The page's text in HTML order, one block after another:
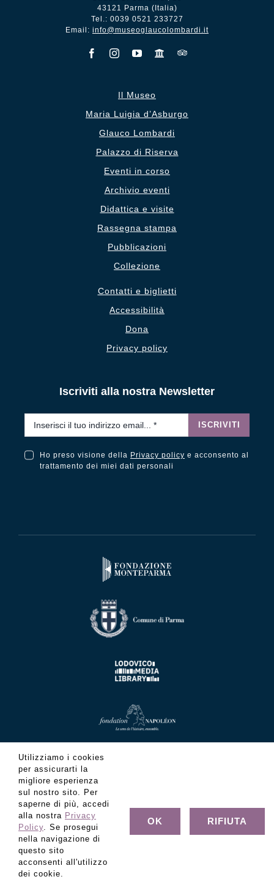
43121 Parma (Italia)
Tel.: 0039 0521 233727
Email: info@museoglaucolombardi.it
Il Museo
Maria Luigia d’Asburgo
Glauco Lombardi
Palazzo di Riserva
Eventi in corso
Archivio eventi
Didattica e visite
Rassegna stampa
Pubblicazioni
Collezione
Contatti e biglietti
Accessibilità
Dona
Privacy policy
Iscriviti alla nostra Newsletter
ISCRIVITI
Ho preso visione della Privacy policy e acconsento al
trattamento dei miei dati personali
© Copyright Fondazione Museo Glauco Lombardi - C.F.
Utilizziamo i cookies
per assicurarti la
migliore esperienza
sul nostro sito. Per
saperne di più, accedi
alla nostra Privacy
Policy. Se prosegui
nella navigazione di
questo sito
acconsenti all'utilizzo
dei cookie.
OK RIFIUTA